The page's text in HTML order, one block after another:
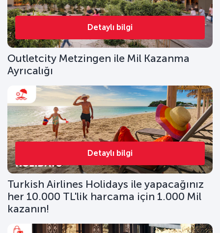
Detaylı bilgi
Outletcity Metzingen ile Mil Kazanma
Ayrıcalığı
Detaylı bilgi
Turkish Airlines Holidays ile yapacağınız
her 10.000 TL'lik harcama için 1.000 Mil
kazanın!